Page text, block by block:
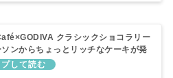
クラシックショコラリー
ンからちょっとリッチなケーキが発